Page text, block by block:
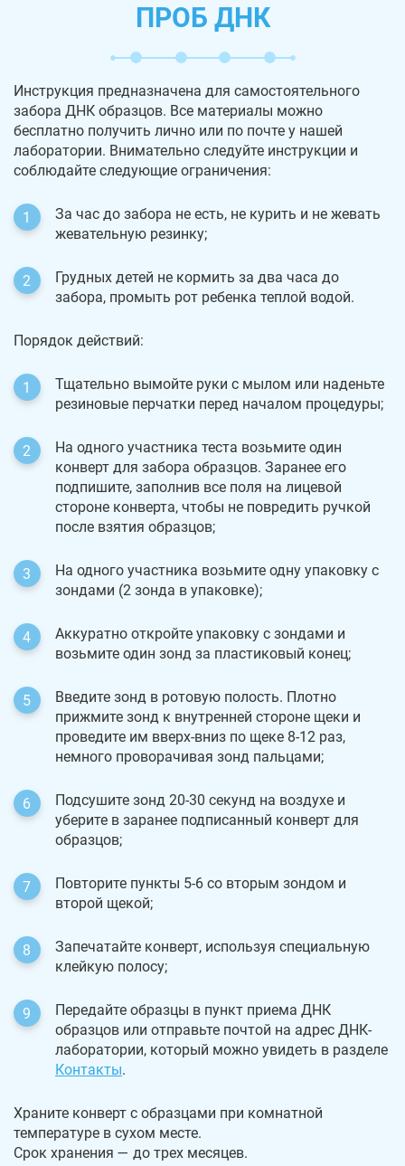
ПРОБ ДНК
Инструкция предназначена для самостоятельного
забора ДНК образцов. Все материалы можно
бесплатно получить лично или по почте у нашей
лаборатории. Внимательно следуйте инструкции и
соблюдайте следующие ограничения:
За час до забора не есть, не курить и не жевать
жевательную резинку;
Грудных детей не кормить за два часа до
забора, промыть рот ребенка теплой водой.
Порядок действий:
Тщательно вымойте руки с мылом или наденьте
резиновые перчатки перед началом процедуры;
На одного участника теста возьмите один
конверт для забора образцов. Заранее его
подпишите, заполнив все поля на лицевой
стороне конверта, чтобы не повредить ручкой
после взятия образцов;
На одного участника возьмите одну упаковку с
зондами (2 зонда в упаковке);
Аккуратно откройте упаковку с зондами и
возьмите один зонд за пластиковый конец;
Введите зонд в ротовую полость. Плотно
прижмите зонд к внутренней стороне щеки и
проведите им вверх-вниз по щеке 8-12 раз,
немного проворачивая зонд пальцами;
Подсушите зонд 20-30 секунд на воздухе и
уберите в заранее подписанный конверт для
образцов;
Повторите пункты 5-6 со вторым зондом и
второй щекой;
Запечатайте конверт, используя специальную
клейкую полосу;
Передайте образцы в пункт приема ДНК
образцов или отправьте почтой на адрес ДНК-
лаборатории, который можно увидеть в разделе
Контакты.
Храните конверт с образцами при комнатной
температуре в сухом месте.
Срок хранения — до трех месяцев.